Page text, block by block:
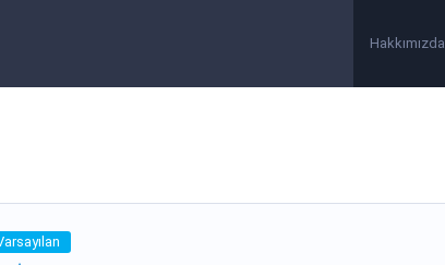
Hakkımızda